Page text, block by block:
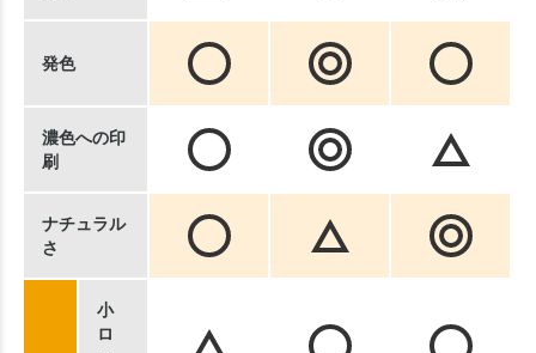
発色
濃色への印
刷
ナチュラル
さ
小
ロ